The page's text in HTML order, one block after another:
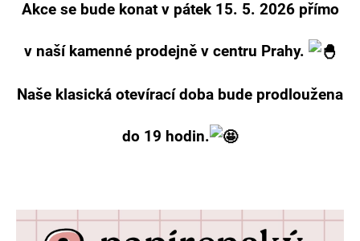
Akce se bude konat v pátek 15. 5. 2026 přímo
v naší kamenné prodejně v centru Prahy.
Naše klasická otevírací doba bude prodloužena
do 19 hodin.